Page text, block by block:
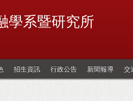
學系暨研究所
招生資訊 行政公告 新聞報導 交